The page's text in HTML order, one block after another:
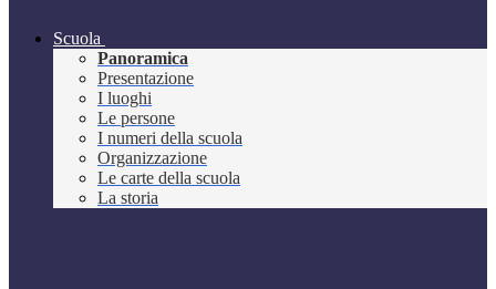
Scuola
Panoramica
Presentazione
I luoghi
Le persone
I numeri della scuola
Organizzazione
Le carte della scuola
La storia